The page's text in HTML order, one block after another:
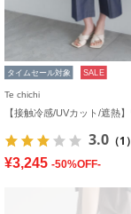
タイムセール対象 SALE
Te chichi
3.0 （1）
¥3,245 -50%OFF-